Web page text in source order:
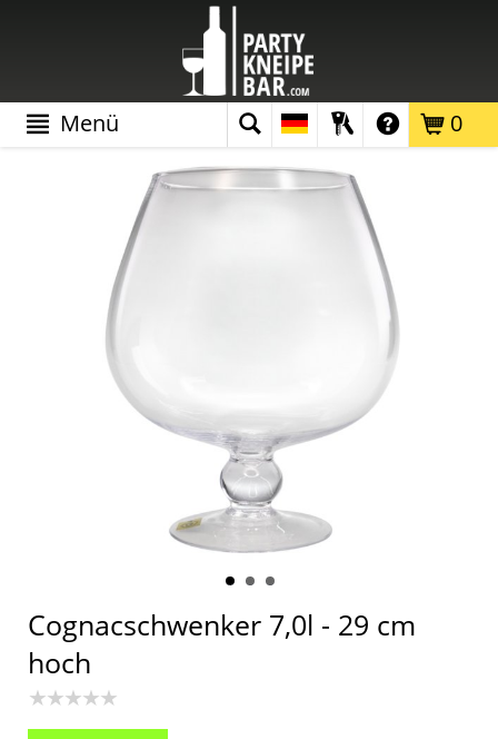
0
Menü
Cognacschwenker 7,0l - 29 cm
hoch
★★★★★